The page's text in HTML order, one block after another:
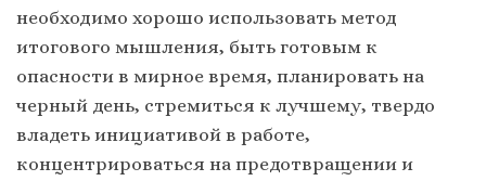
необходимо хорошо использовать метод
итогового мышления, быть готовым к
опасности в мирное время, планировать на
черный день, стремиться к лучшему, твердо
владеть инициативой в работе,
концентрироваться на предотвращении и